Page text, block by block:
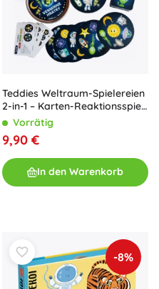
Teddies Weltraum-Spielereien
2-in-1 – Karten-Reaktionsspiel
in Blechdose
Vorrätig
9,90 €
In den Warenkorb
-8%